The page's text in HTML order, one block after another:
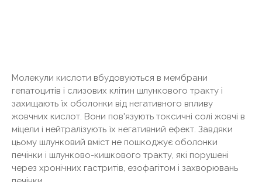
Молекули кислоти вбудовуються в мембрани
гепатоцитів і слизових клітин шлункового тракту і
захищають їх оболонки від негативного впливу
жовчних кислот. Вони пов'язують токсичні солі жовчі в
міцели і нейтралізують їх негативний ефект. Завдяки
цьому шлунковий вміст не пошкоджує оболонки
печінки і шлунково-кишкового тракту, які порушені
через хронічних гастритів, езофагітом і захворювань